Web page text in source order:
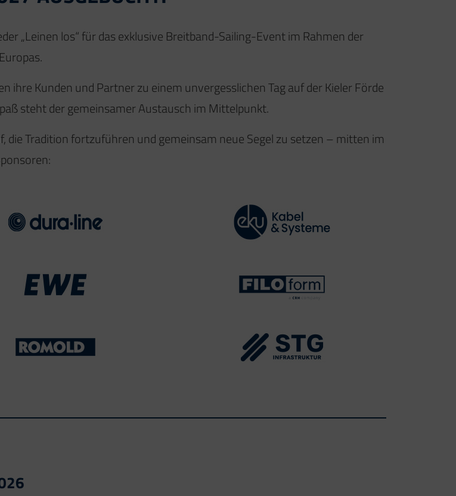
„Leinen los“ für das exklusive Breitband-Sailing-Eventim Rahmen der
ihre Kunden und Partner zu einem unvergesslichen Tag auf der Kieler Förde
steht der gemeinsamer Austausch im Mittelpunkt.
die Tradition fortzuführen und gemeinsam neue Segel zu setzen – mitten im